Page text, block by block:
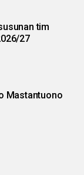
tim
27
Mastantuono